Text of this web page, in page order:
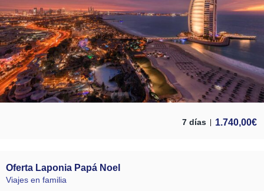
7 días 1.740,00€
Oferta Laponia Papá Noel
Viajes en familia